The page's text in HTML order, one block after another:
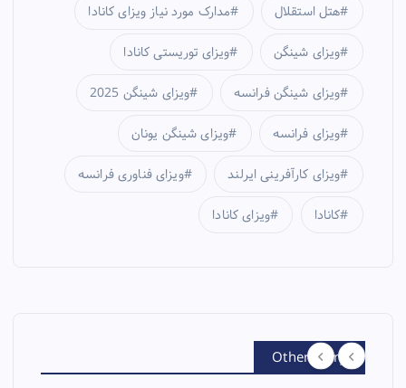
مدارک مورد نیاز ویزای کانادا هتل استقلال
ویزای توریستی کانادا ویزای شینگن
ویزای شینگن 2025 ویزای شینگن فرانسه
ویزای شینگن یونان ویزای فرانسه
ویزای فناوری فرانسه ویزای کارآفرینی ایرلند
ویزای کانادا کانادا
Other Story